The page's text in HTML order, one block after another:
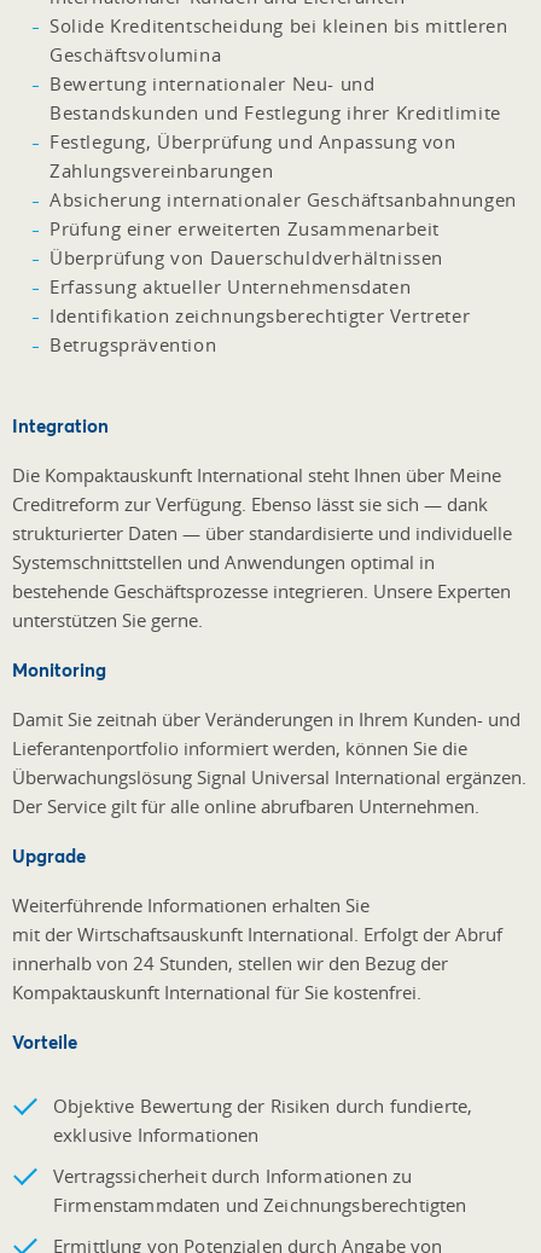
Solide Kreditentscheidung bei kleinen bis mittleren
Geschäftsvolumina
Bewertung internationaler Neu- und
Bestandskunden und Festlegung ihrer Kreditlimite
Festlegung, Überprüfung und Anpassung von
Zahlungsvereinbarungen
Absicherung internationaler Geschäftsanbahnungen
Prüfung einer erweiterten Zusammenarbeit
Überprüfung von Dauerschuldverhältnissen
Erfassung aktueller Unternehmensdaten
Identifikation zeichnungsberechtigter Vertreter
Betrugsprävention
Integration
Die Kompaktauskunft International steht Ihnen über Meine
Creditreform zur Verfügung. Ebenso lässt sie sich — dank
strukturierter Daten — über standardisierte und individuelle
Systemschnittstellen und Anwendungen optimal in
bestehende Geschäftsprozesse integrieren. Unsere Experten
unterstützen Sie gerne.
Monitoring
Damit Sie zeitnah über Veränderungen in Ihrem Kunden- und
Lieferantenportfolio informiert werden, können Sie die
Überwachungslösung Signal Universal International ergänzen.
Der Service gilt für alle online abrufbaren Unternehmen.
Upgrade
Weiterführende Informationen erhalten Sie
mit der Wirtschaftsauskunft International. Erfolgt der Abruf
innerhalb von 24 Stunden, stellen wir den Bezug der
Kompaktauskunft International für Sie kostenfrei.
Vorteile
Objektive Bewertung der Risiken durch fundierte,
exklusive Informationen
Vertragssicherheit durch Informationen zu
Firmenstammdaten und Zeichnungsberechtigten
Ermittlung von Potenzialen durch Angabe von